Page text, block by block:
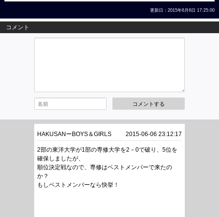
更新日：2015年6月6日 17:25:00
コメント
コメントする
HAKUSANーBOYS＆GIRLS 2015-06-06 23:12:17
2部の東洋大学が1部の専修大学を2－0で破り、5位を
確保しましたが、
順位決定戦なので、専修はベストメンバーで来たの
か？
もしベストメンバーなら快挙！